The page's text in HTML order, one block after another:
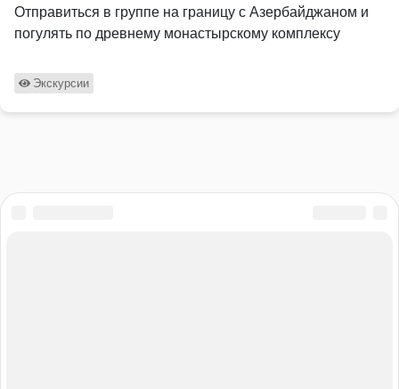
Отправиться в группе на границу с Азербайджаном и
погулять по древнему монастырскому комплексу
Экскурсии